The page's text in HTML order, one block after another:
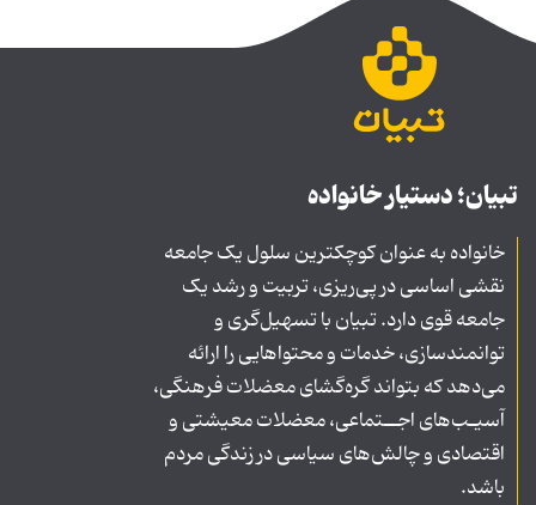
تبیان؛ دستیار خانواده
خانواده به عنوان کوچکترین سلول یک جامعه
نقشی اساسی در پی‌ریزی، تربیت و رشد یک
جامعه قوی دارد. تبیان با تسهیل‌گری و
توانمندسازی، خدمات و محتواهایی را ارائه
می‌دهد که بتواند گره‌گشای معضلات فرهنگی،
آسیـب‌های اجــتماعی، معضلات معیشتی و
اقتصادی و چالش‌های سیاسی در زندگی مردم
باشد.